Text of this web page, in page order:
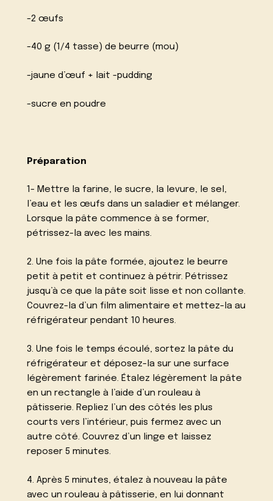
-2 œufs
-40 g (1/4 tasse) de beurre (mou)
-jaune d’œuf + lait -pudding
-sucre en poudre
Préparation
1- Mettre la farine, le sucre, la levure, le sel,
l’eau et les œufs dans un saladier et mélanger.
Lorsque la pâte commence à se former,
pétrissez-la avec les mains.
2. Une fois la pâte formée, ajoutez le beurre
petit à petit et continuez à pétrir. Pétrissez
jusqu’à ce que la pâte soit lisse et non collante.
Couvrez-la d’un film alimentaire et mettez-la au
réfrigérateur pendant 10 heures.
3. Une fois le temps écoulé, sortez la pâte du
réfrigérateur et déposez-la sur une surface
légèrement farinée. Étalez légèrement la pâte
en un rectangle à l’aide d’un rouleau à
pâtisserie. Repliez l’un des côtés les plus
courts vers l’intérieur, puis fermez avec un
autre côté. Couvrez d’un linge et laissez
reposer 5 minutes.
4. Après 5 minutes, étalez à nouveau la pâte
avec un rouleau à pâtisserie, en lui donnant